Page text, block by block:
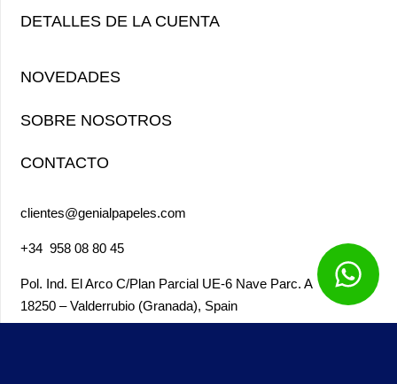
DETALLES DE LA CUENTA
NOVEDADES
SOBRE NOSOTROS
CONTACTO
clientes@genialpapeles.com
+34 958 08 80 45
Pol. Ind. El Arco C/Plan Parcial UE-6 Nave Parc. A
18250 – Valderrubio (Granada), Spain